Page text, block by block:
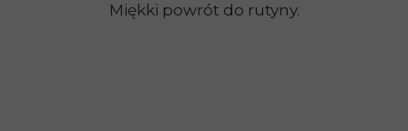
Miękki powrót do rutyny.